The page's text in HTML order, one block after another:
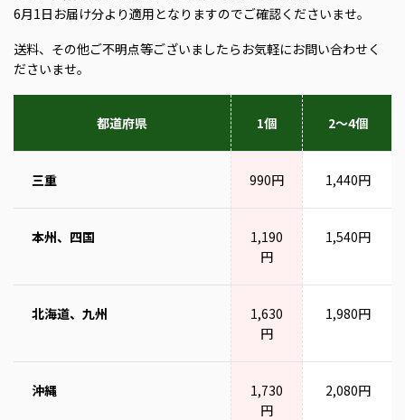
6月1日お届け分より適用となりますのでご確認くださいませ。
送料、その他ご不明点等ございましたらお気軽にお問い合わせく
ださいませ。
都道府県 1個 2～4個
三重 990円 1,440円
本州、四国
1,190
円
1,540円
北海道、九州
1,630
円
1,980円
沖縄
1,730
円
2,080円